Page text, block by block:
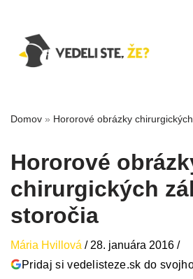
Domov » Hororové obrázky
Hororové
chirurgických
storočia
Mária Hvillová / 28. januára 2016 /
Pridaj si vedelisteze.sk do